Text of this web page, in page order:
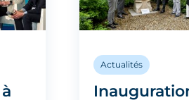
Actualités